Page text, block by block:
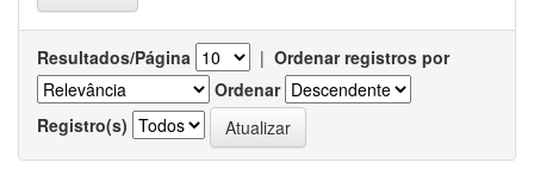
Resultados/Página | Ordenar registros por
Ordenar
Registro(s)